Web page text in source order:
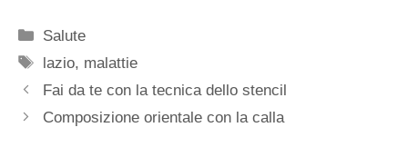
Categorie
Salute
Tag
lazio, malattie
Fai da te con la tecnica dello stencil
Composizione orientale con la calla